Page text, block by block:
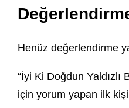
Henüz değerlendirme
“İyi Ki Doğdun Yaldızlı
için yorum yapan ilk